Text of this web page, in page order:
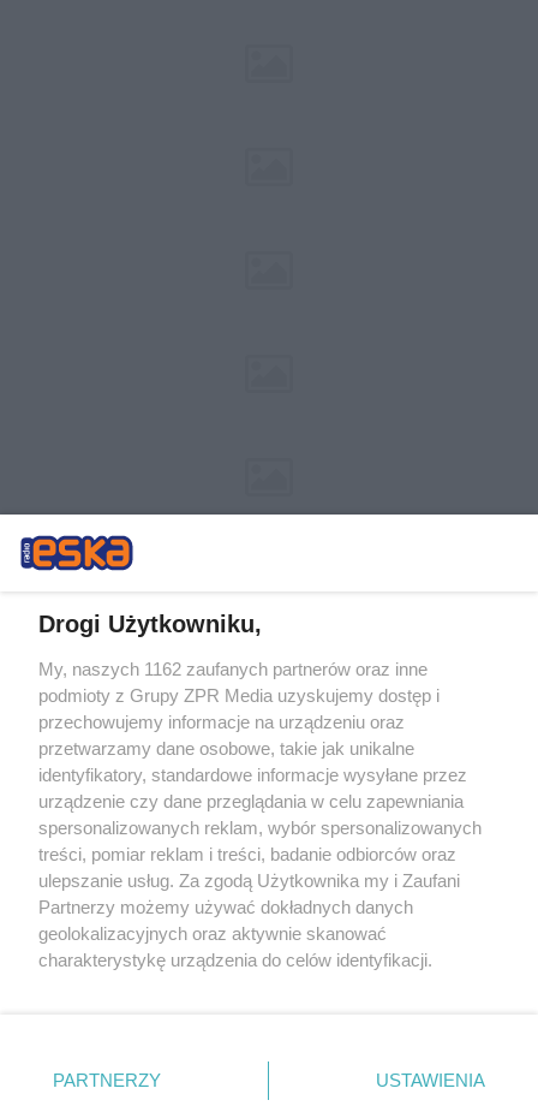
Żaden utwór zamieszczony w serwisie nie może być powielany i
rozpowszechniany lub dalej rozpowszechniany w jakikolwiek sposób (w
tym także elektroniczny lub mechaniczny) na jakimkolwiek polu
eksploatacji w jakiejkolwiek formie, włącznie z umieszczaniem w
Internecie bez pisemnej zgody właściciela praw. Jakiekolwiek użycie lub
wykorzystanie utworów w całości lub w części z naruszeniem prawa,
tzn. bez właściwej zgody, jest zabronione pod groźbą kary i może być
ścigane prawnie.
Drogi Użytkowniku,
My, naszych 1162 zaufanych partnerów oraz inne
podmioty z Grupy ZPR Media uzyskujemy dostęp i
przechowujemy informacje na urządzeniu oraz
przetwarzamy dane osobowe, takie jak unikalne
identyfikatory, standardowe informacje wysyłane przez
urządzenie czy dane przeglądania w celu zapewniania
spersonalizowanych reklam, wybór spersonalizowanych
treści, pomiar reklam i treści, badanie odbiorców oraz
ulepszanie usług. Za zgodą Użytkownika my i Zaufani
Partnerzy możemy używać dokładnych danych
geolokalizacyjnych oraz aktywnie skanować
charakterystykę urządzenia do celów identyfikacji.
zmienić/wycofać klikając przycisk ustawień prywatności
znajdujący się w lewym dolnym rogu strony
PARTNERZY USTAWIENIA